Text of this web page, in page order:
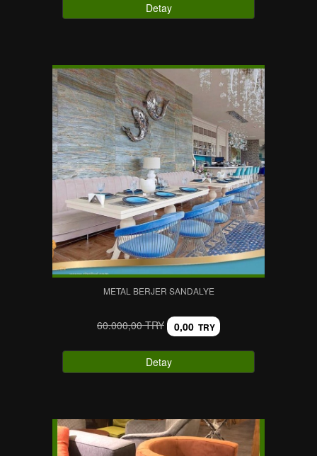
Detay
METAL BERJER SANDALYE
60.000,00 TRY 0,00 TRY
Detay